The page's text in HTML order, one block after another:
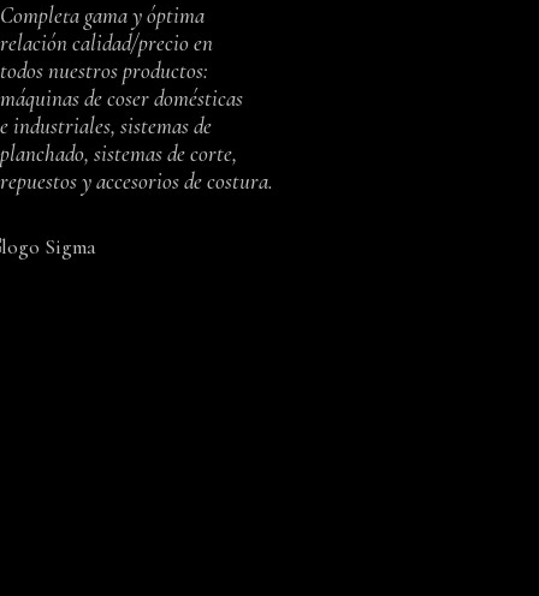
Completa gama y óptima
relación calidad/precio en
todos nuestros productos:
máquinas de coser domésticas
e industriales, sistemas de
planchado, sistemas de corte,
repuestos y accesorios de costura.